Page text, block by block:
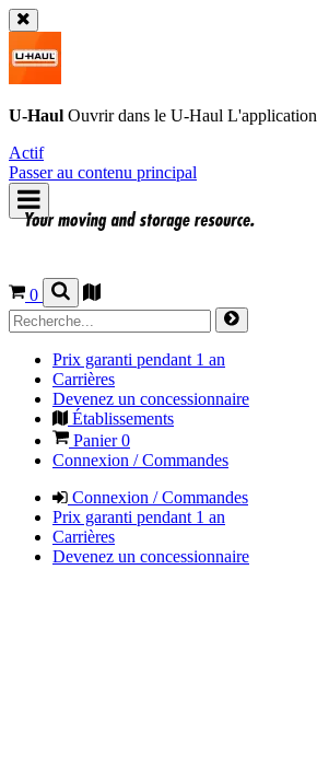
U-Haul Ouvrir dans le U-Haul L'application
Actif
Passer au contenu principal
0
Prix garanti pendant 1 an
Carrières
Devenez un concessionnaire
Établissements
Panier0
Connexion / Commandes
Connexion / Commandes
Prix garanti pendant 1 an
Carrières
Devenez un concessionnaire